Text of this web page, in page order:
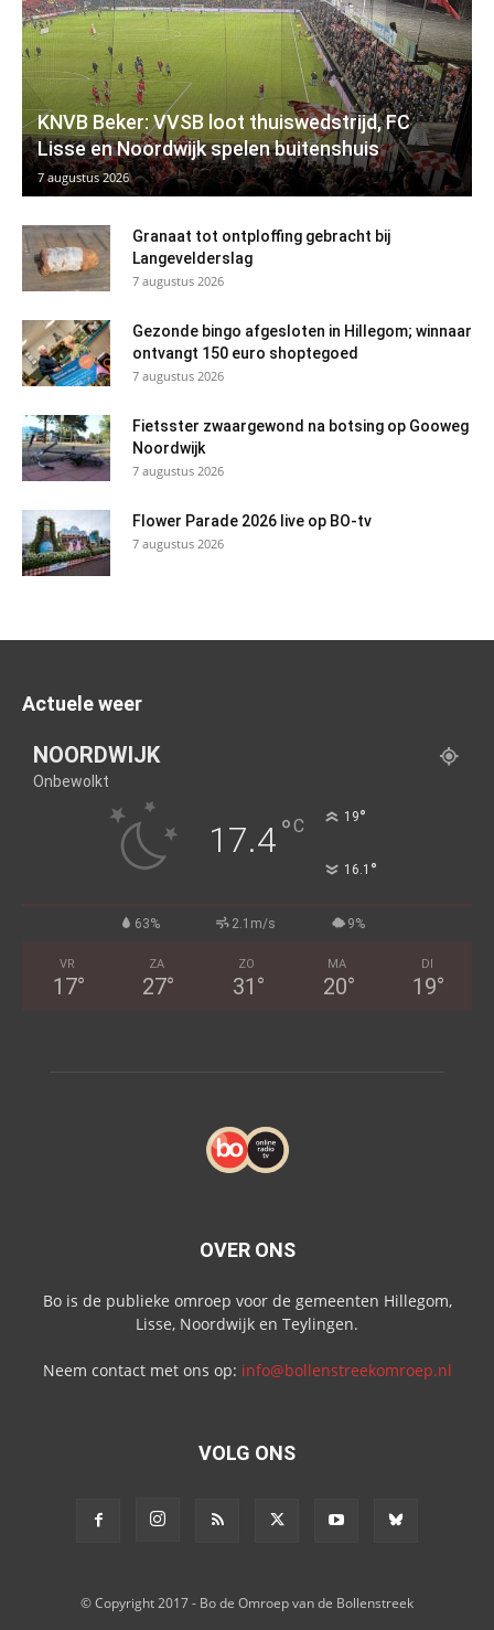
KNVB Beker: VVSB loot thuiswedstrijd, FC
Lisse en Noordwijk spelen buitenshuis
7 augustus 2026
Granaat tot ontploffing gebracht bij
Langevelderslag
7 augustus 2026
Gezonde bingo afgesloten in Hillegom; winnaar
ontvangt 150 euro shoptegoed
7 augustus 2026
Fietsster zwaargewond na botsing op Gooweg
Noordwijk
7 augustus 2026
Flower Parade 2026 live op BO-tv
7 augustus 2026
Actuele weer
NOORDWIJK
Onbewolkt
17.4°C 19°
16.1 °
63% 2.1m/s 9%
VR
17°
ZA
27°
ZO
31 °
MA
20°
DI
19°
OVER ONS
Bo is de publieke omroep voor de gemeenten Hillegom,
Lisse, Noordwijk en Teylingen.
Neem contact met ons op: info@bollenstreekomroep.nl
VOLG ONS
© Copyright 2017 - Bo de Omroep van de Bollenstreek